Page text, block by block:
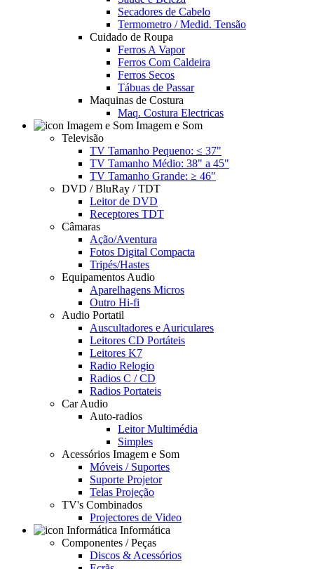
Secadores de Cabelo
Termometro / Medid. Tensão
Cuidado de Roupa
Ferros A Vapor
Ferros Com Caldeira
Ferros Secos
Tábuas de Passar
Maquinas de Costura
Maq. Costura Electricas
Imagem e Som
Televisão
TV Tamanho Pequeno: ≤ 37"
TV Tamanho Médio: 38" a 45"
TV Tamanho Grande: ≥ 46"
DVD / BluRay / TDT
Leitor de DVD
Receptores TDT
Câmaras
Ação/Aventura
Fotos Digital Compacta
Tripés/Hastes
Equipamentos Audio
Aparelhagens Micros
Outro Hi-fi
Audio Portatil
Auscultadores e Auriculares
Leitores CD Portáteis
Leitores K7
Radio Relogio
Radios C / CD
Radios Portateis
Car Audio
Auto-radios
Leitor Multimédia
Simples
Acessórios Imagem e Som
Móveis / Suportes
Suporte Projetor
Telas Projeção
TV's Combinados
Projectores de Video
Informática
Componentes / Peças
Discos & Acessórios